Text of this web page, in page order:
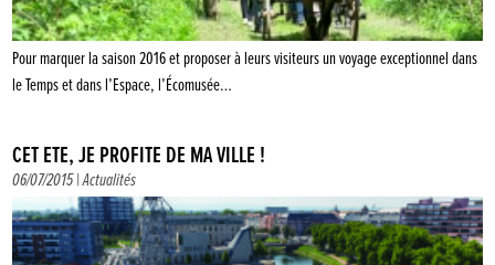
Pour marquer la saison 2016 et proposer à leurs visiteurs un voyage exceptionnel dans
le Temps et dans l’Espace, l’Écomusée…
CET ÉTÉ, JE PROFITE DE MA VILLE !
06/07/2015 |Actualités